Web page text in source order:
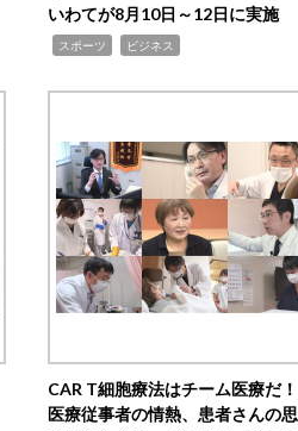
いわてが8月10日～12日に実施
スポーツ ビジネス
CAR T細胞療法はチーム医療だ
医療従事者の情熱、患者さんの